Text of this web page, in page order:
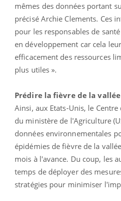
mêmes des données portant
précisé Archie Clements. Ces
pour les responsables de
en développement car cela
efficacement des ressources
plus utiles ».
Prédire la fièvre de la
Ainsi, aux Etats-Unis, le
du ministère de l'Agriculture
données environnementales
épidémies de fièvre de la
mois à l'avance. Du coup, les
temps de déployer des
stratégies pour minimiser